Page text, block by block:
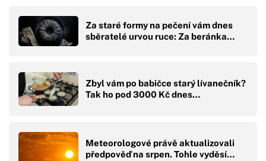
Za staré formy na pečení vám dnes
sběratelé urvou ruce: Za beránka…
Zbyl vám po babičce starý lívanečník?
Tak ho pod 3000 Kč dnes…
Meteorologové právě aktualizovali
předpověď na srpen. Tohle vyděsí…